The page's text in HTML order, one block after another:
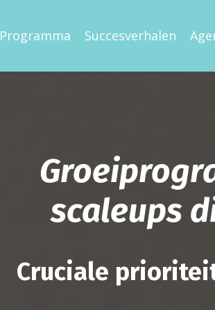
Programma Succesverhalen
scaleups
Cruciale